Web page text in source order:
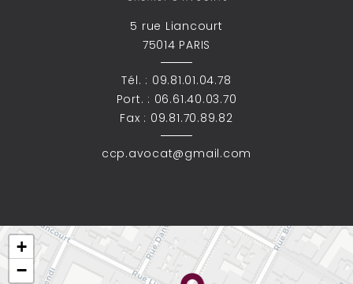
5 rue Liancourt
75014 PARIS
Tél. : 09.81.01.04.78
Port. : 06.61.40.03.70
Fax : 09.81.70.89.82
ccp.avocat@gmail.com
+
−